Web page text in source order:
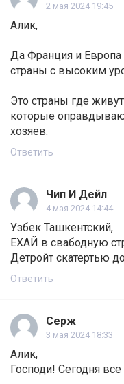
2 мая 2024 19:45
Алик,
Да Франция и
страны с высоким
Это страны где
которые
хозяев.
Ответить
Чип И Дейл
4 мая 2024 14:44
Узбек Ташкентский,
ЕХАЙ в свабодную
Детройт скатертью
Ответить
Серж
3 мая 2024 18:33
Алик,
Господи! Сегодня